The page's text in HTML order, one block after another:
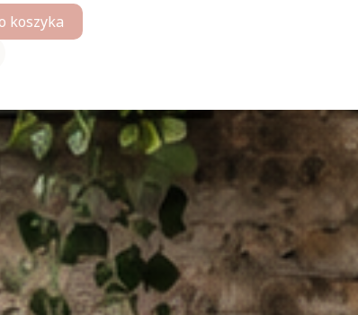
koszyka